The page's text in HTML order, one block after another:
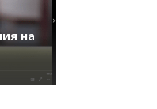
на